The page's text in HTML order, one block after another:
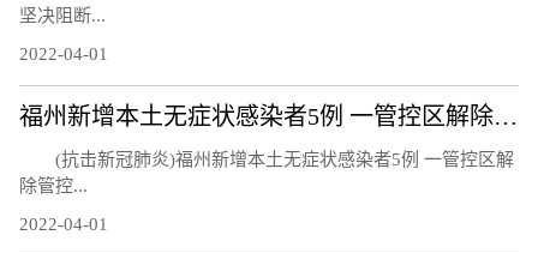
坚决阻断...
2022-04-01
福州新增本土无症状感染者5例 一管控区解除管控
(抗击新冠肺炎)福州新增本土无症状感染者5例 一管控区解
除管控...
2022-04-01